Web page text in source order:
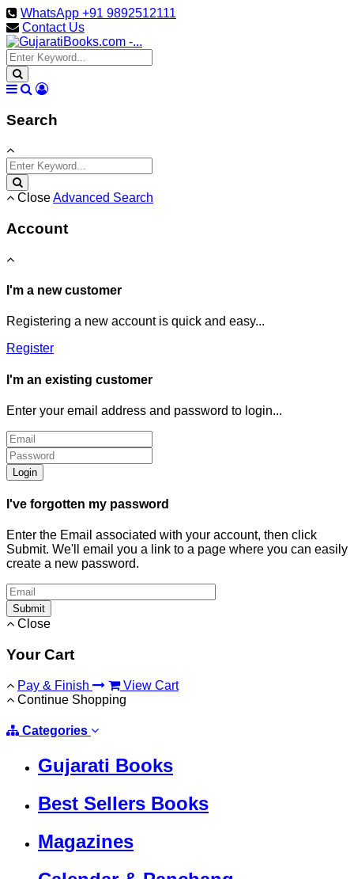
WhatsApp +91 9892512111
Contact Us
Search
CloseAdvanced Search
Account
I'm a new customer
Registering a new account is quick and easy...
Register
I'm an existing customer
Enter your email address and password to login...
Login
I've forgotten my password
Enter the Email associated with your account, then click
Submit. We'll email you a link to a page where you can easily
create a new password.
Submit
Close
Your Cart
Pay & Finish
View Cart
Continue Shopping
Categories
Gujarati Books
Best Sellers Books
Magazines